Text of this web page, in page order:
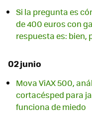
Si la pregunta es
de 400 euros con
respuesta es: bien,
02 junio
Mova ViAX 500,
cortacésped para
funciona de miedo